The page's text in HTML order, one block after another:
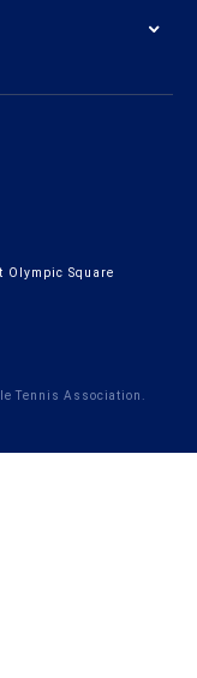
Olympic Square
Tennis Association.